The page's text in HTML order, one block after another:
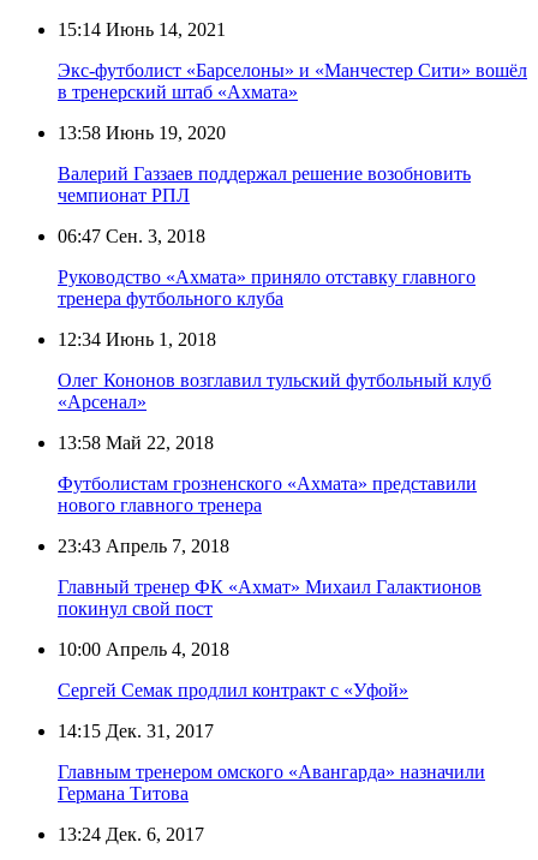
15:14 Июнь 14, 2021
Экс-футболист «Барселоны» и «Манчестер Сити» вошёл
в тренерский штаб «Ахмата»
13:58 Июнь 19, 2020
Валерий Газзаев поддержал решение возобновить
чемпионат РПЛ
06:47 Сен. 3, 2018
Руководство «Ахмата» приняло отставку главного
тренера футбольного клуба
12:34 Июнь 1, 2018
Олег Кононов возглавил тульский футбольный клуб
«Арсенал»
13:58 Май 22, 2018
Футболистам грозненского «Ахмата» представили
нового главного тренера
23:43 Апрель 7, 2018
Главный тренер ФК «Ахмат» Михаил Галактионов
покинул свой пост
10:00 Апрель 4, 2018
Сергей Семак продлил контракт с «Уфой»
14:15 Дек. 31, 2017
Главным тренером омского «Авангарда» назначили
Германа Титова
13:24 Дек. 6, 2017